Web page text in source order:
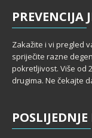
PREVENCIJA
Zakažite i vi pregled
spriječite razne
pokretljivost. Više od
drugima. Ne čekajte
POSLIJEDNJE